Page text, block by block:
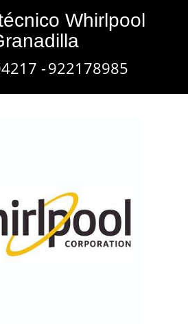
Whirlpool
-922178985